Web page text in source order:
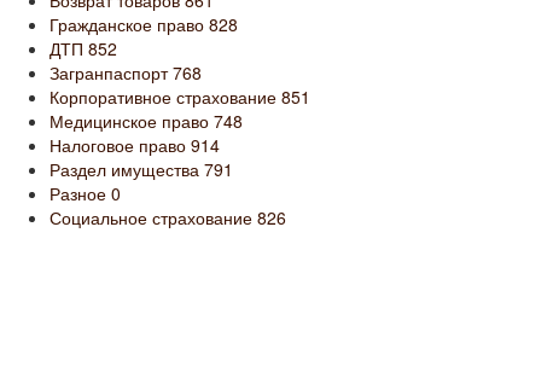
Гражданское право 828
ДТП 852
Загранпаспорт768
Корпоративное страхование 851
Медицинское право 748
Налоговое право 914
Раздел имущества 791
Разное 0
Социальное страхование 826